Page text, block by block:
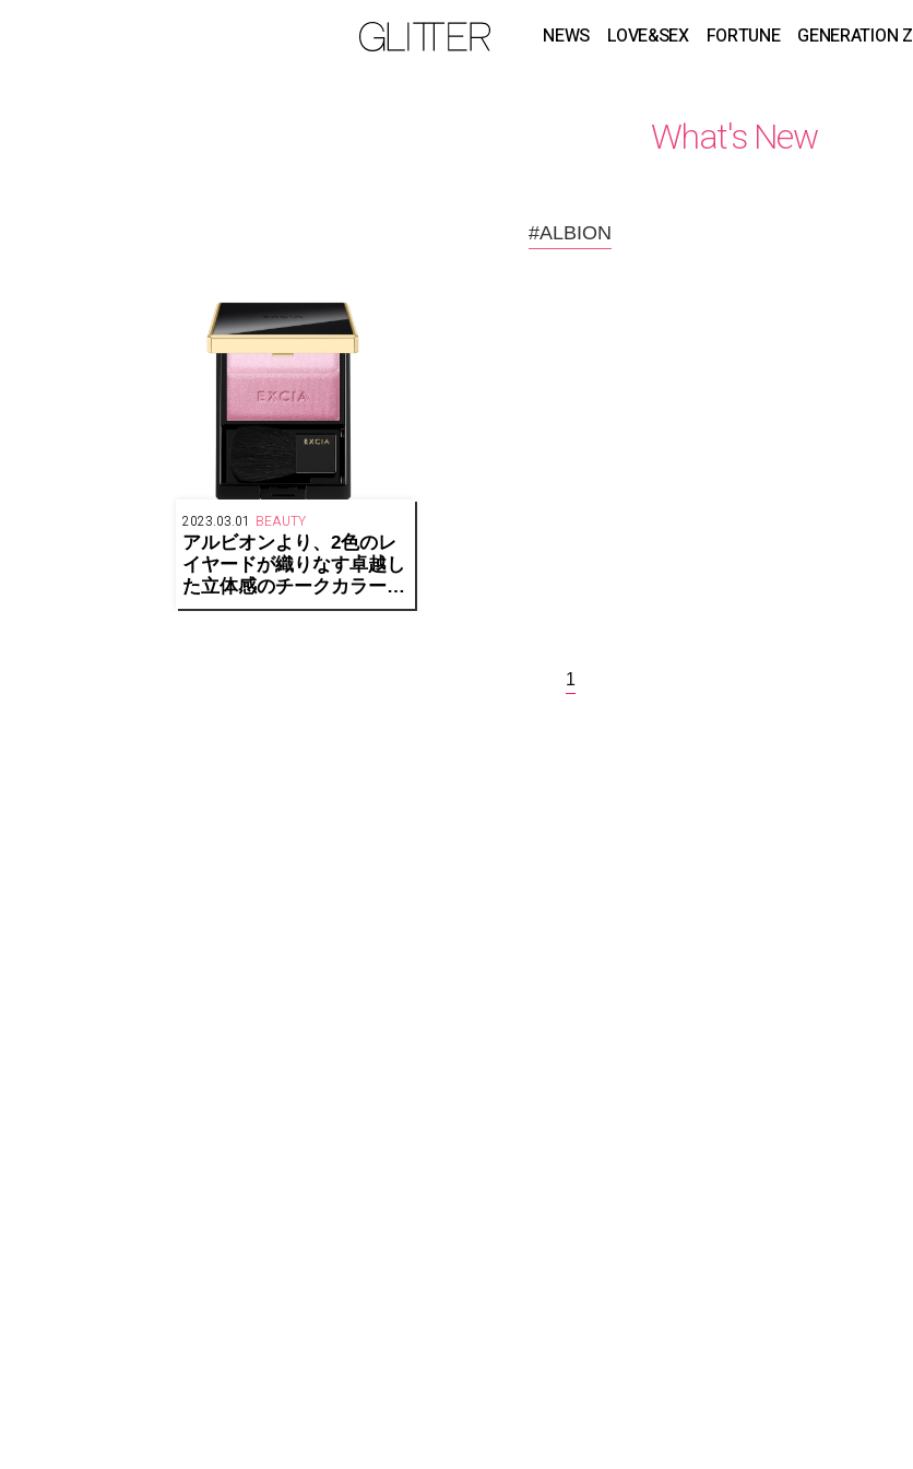
NEWS LOVE&SEX FORTUNE GENERATION Z
What's New
#ALBION
2023.03.01 BEAUTY
アルビオンより、2色のレ
イヤードが織りなす卓越し
た立体感のチークカラー
「エクシア ブラッシュ デ
1